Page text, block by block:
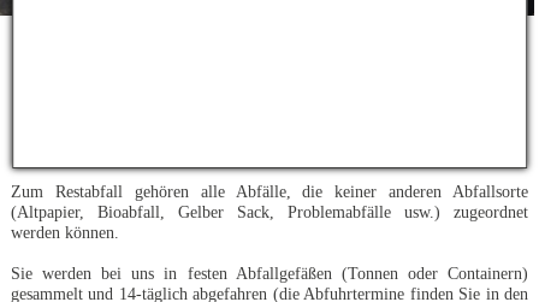
Zum Restabfall gehören alle Abfälle, die keiner anderen Abfallsorte
(Altpapier, Bioabfall, Gelber Sack, Problemabfälle usw.) zugeordnet
werden können.
Sie werden bei uns in festen Abfallgefäßen (Tonnen oder Containern)
gesammelt und 14-täglich abgefahren (die Abfuhrtermine finden Sie in den